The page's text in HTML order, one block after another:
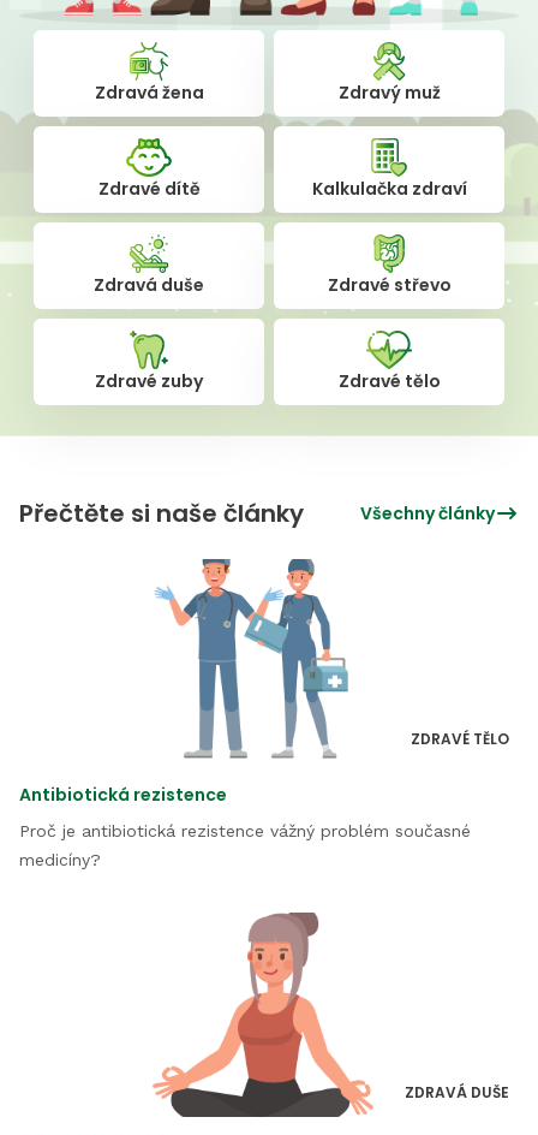
Zdravá žena Zdravý muž
Zdravé dítě Kalkulačka zdraví
Zdravá duše Zdravé střevo
Zdravé zuby Zdravé tělo
Přečtěte si naše články Všechny články
ZDRAVÉ TĚLO
Antibiotická rezistence
Proč je antibiotická rezistence vážný problém současné
medicíny?
ZDRAVÁ DUŠE